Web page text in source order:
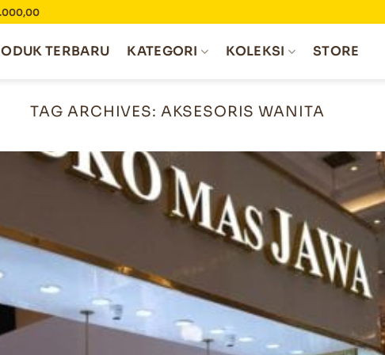
TERBARU KATEGORI KOLEKSI STORE
TAG ARCHIVES:AKSESORIS WANITA